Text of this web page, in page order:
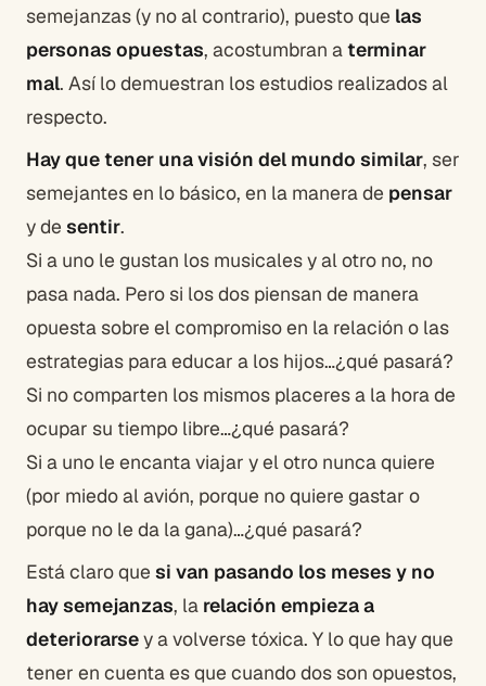
semejanzas (y no al contrario), puesto que las
personas opuestas, acostumbran aterminar
mal. Así lo demuestran los estudios realizados al
respecto.
Hay que tener una visión del mundo similar, ser
semejantes en lo básico, en la manera de pensar
y de sentir.
Si a uno le gustan los musicales y al otro no, no
pasa nada. Pero si los dos piensan de manera
opuesta sobre el compromiso en la relación o las
estrategias para educar a los hijos…¿qué pasará?
Si no comparten los mismos placeres a la hora de
ocupar su tiempo libre…¿qué pasará?
Si a uno le encanta viajar y el otro nunca quiere
(por miedo al avión, porque no quiere gastar o
porque no le da la gana)…¿qué pasará?
Está claro que si van pasando los meses y no
hay semejanzas, la relación empieza a
deteriorarsey a volverse tóxica. Y lo que hay que
tener en cuenta es que cuando dos son opuestos,